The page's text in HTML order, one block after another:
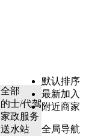
全部
的士/代驾
家政服务
送水站
默认排序
最新加入
附近商家
全局导航